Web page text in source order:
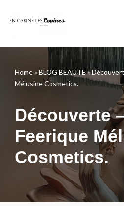
Home» BLOG BEAUTE»
Mélusine Cosmetics.
Découverte
Feerique
Cosmetics.